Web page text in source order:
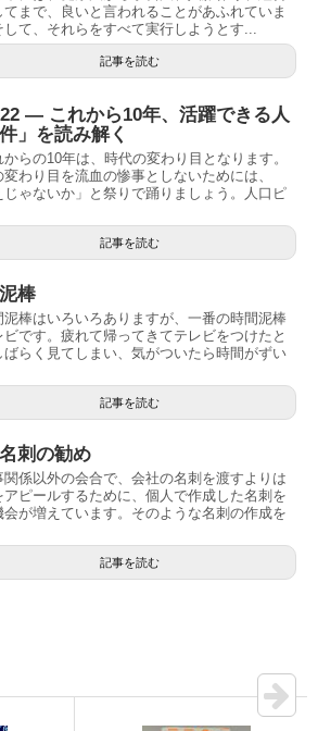
てまで、良いと言われることがあふれていま
して、それらをすべて実行しようとす...
記事を読む
― これから10年、活躍できる人
」を読み解く
らの10年は、時代の変わり目となります。
変わり目を流血の惨事としないためには、
じゃないか」と祭りで踊りましょう。人口ピ
記事を読む
棒
棒はいろいろありますが、一番の時間泥棒
ビです。疲れて帰ってきてテレビをつけたと
ばらく見てしまい、気がついたら時間がずい
記事を読む
刺の勧め
係以外の会合で、会社の名刺を渡すよりは
アピールするために、個人で作成した名刺を
会が増えています。そのような名刺の作成を
記事を読む